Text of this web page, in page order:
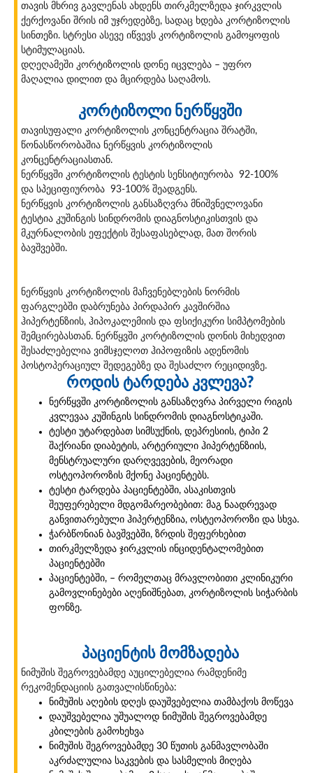
თავის მხრივ გავლენას ახდენს თირკმელზედა ჯირკვლის
ქერქოვანი შრის იმ უჯრედებზე, სადაც ხდება კორტიზოლის
სინთეზი. სტრესი ასევე იწვევს კორტიზოლის გამოყოფის
სტიმულაციას.
დღეღამეში კორტიზოლის დონე იცვლება – უფრო
მაღალია დილით და მცირდება საღამოს.
კორტიზოლი ნერწყვში
თავისუფალი კორტიზოლის კონცენტრაცია შრატში,
წონასწორობაშია ნერწყვის კორტიზოლის
კონცენტრაციასთან.
ნერწყვში კორტიზოლის ტესტის სენსიტიურობა 92-100%
და სპეციფიურობა 93-100% შეადგენს.
ნერწყვის კორტიზოლის განსაზღვრა მნიშვნელოვანი
ტესტია კუშინგის სინდრომის დიაგნოსტიკისთვის და
მკურნალობის ეფექტის შესაფასებლად, მათ შორის
ბავშვებში.
ნერწყვის კორტიზოლის მაჩვენებლების ნორმის
ფარგლებში დაბრუნება პირდაპირ კავშირშია
ჰიპერტენზიის, ჰიპოკალემიის და ფსიქიკური სიმპტომების
შემცირებასთან. ნერწყვში კორტიზოლის დონის მიხედვით
შესაძლებელია ვიმსჯელოთ ჰიპოფიზის ადენომის
პოსტოპერაციულ შედეგებზე და შესაძლო რეციდივზე.
როდის ტარდება კვლევა?
ნერწყვში კორტიზოლის განსაზღვრა პირველი რიგის
კვლევაა კუშინგის სინდრომის დიაგნოსტიკაში.
ტესტი უტარდებათ სიმსუქნის, დეპრესიის, ტიპი 2
შაქრიანი დიაბეტის, არტერიული ჰიპერტენზიის,
მენსტრუალური დარღვევების, მეორადი
ოსტეოპოროზის მქონე პაციენტებს.
ტესტი ტარდება პაციენტებში, ასაკისთვის
შეუფერებელი მდგომარეობებით: მაგ ნაადრევად
განვითარებული ჰიპერტენზია, ოსტეოპოროზი და სხვა.
ჭარბწონიან ბავშვებში, ზრდის შეფერხებით
თირკმელზედა ჯირკვლის ინციდენტალომებით
პაციენტებში
პაციენტებში, – რომელთაც მრავლობითი კლინიკური
გამოვლინებები აღენიშნებათ, კორტიზოლის სიჭარბის
ფონზე.
პაციენტის მომზადება
ნიმუშის შეგროვებამდე აუცილებელია რამდენიმე
რეკომენდაციის გათვალისწინება:
ნიმუშის აღების დღეს დაუშვებელია თამბაქოს მოწევა
დაუშვებელია უშუალოდ ნიმუშის შეგროვებამდე
კბილების გამოხეხვა
ნიმუშის შეგროვებამდე 30 წუთის განმავლობაში
აკრძალულია საკვების და სასმელის მიღება